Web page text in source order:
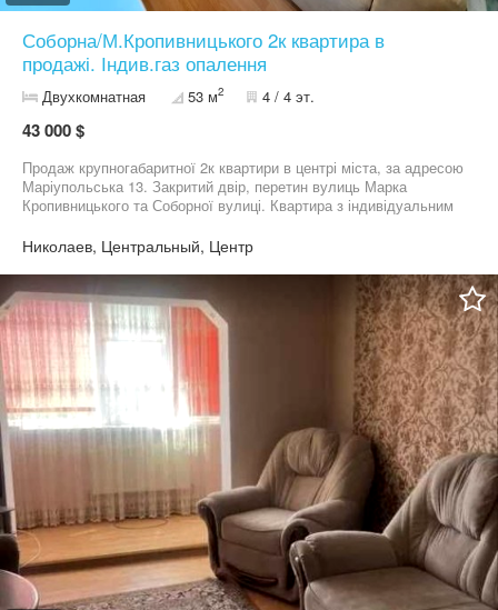
Соборна/М.Кропивницького 2к квартира в
продажі. Індив.газ опалення
Двухкомнатная 53 м2 4 / 4 эт.
43 000 $
Продаж крупногабаритної 2к квартири в центрі міста, за адресою
Маріупольська 13. Закритий двір, перетин вулиць Марка
Кропивницького та Соборної вулиці. Квартира з індивідуальним
, запрошуємо на перегляд, також має відео огляд квартири,
відправлю за потреби
Николаев, Центральный, Центр